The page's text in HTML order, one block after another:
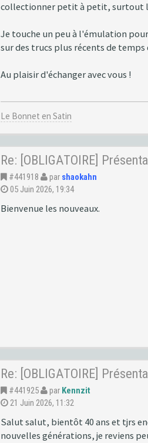
collectionner petit à petit, surtout
Je touche un peu à l'émulation
sur des trucs plus récents de
Au plaisir d'échanger avec vous !
Le Bonnet en Satin
Re: [OBLIGATOIRE]
#441918 par shaokahn
05 Juin 2026, 19:34
Bienvenue les nouveaux.
Re: [OBLIGATOIRE]
#441925 par Kennzit
21 Juin 2026, 11:32
Salut salut, bientôt 40 ans et tjrs
nouvelles générations, je reviens